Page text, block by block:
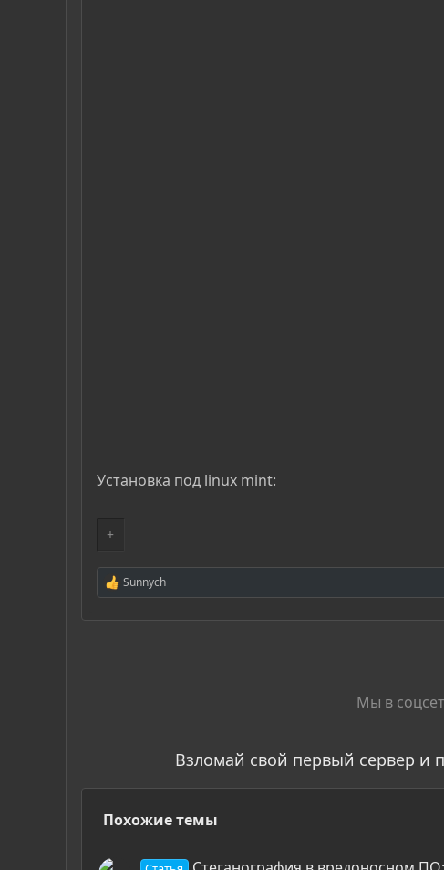
Установка под linux mint:
+
Р
е
а
Sunnych
Мы в
Взломай свой первый сервер и
Похожие темы